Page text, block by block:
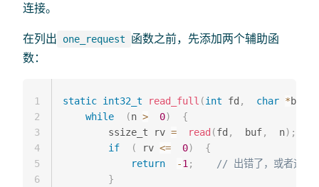
连接。
在列出 one_request
函数之前，先添加两个辅助函
数：
static int32_t read_full (int fd , char *buf
while
(n > 0)
{
        ssize_t rv
= read (fd ,
  buf
,
  n
) ;
if
( rv <= 0)
{
return
-1 ;
// 出错了，或者遇到
}
1
2
3
4
5
6